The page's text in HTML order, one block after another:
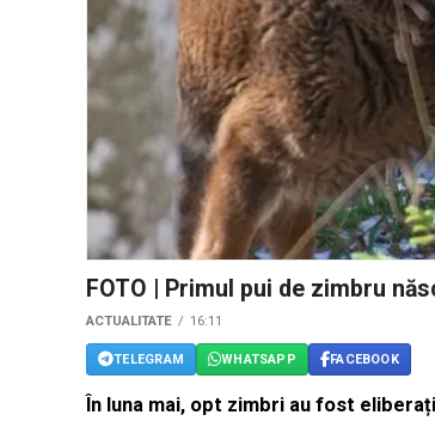
FOTO | Primul pui de zimbru
ACTUALITATE 16:11
TELEGRAM WHATSAPP FACEBOOK
În luna mai, opt zimbri au fost